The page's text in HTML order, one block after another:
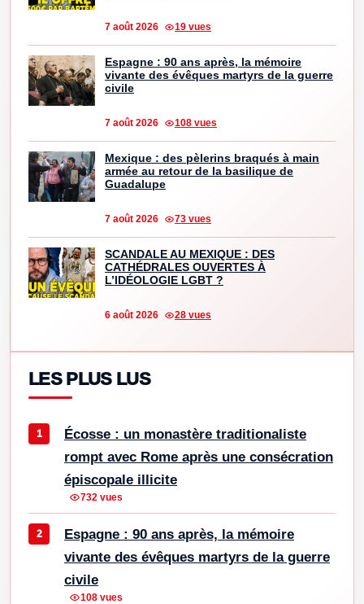
7 août 2026 19 vues
Espagne : 90 ans après, la mémoire
vivante des évêques martyrs de la guerre
civile
7 août 2026 108 vues
Mexique : des pèlerins braqués à main
armée au retour de la basilique de
Guadalupe
7 août 2026 73 vues
SCANDALE AU MEXIQUE : DES
CATHÉDRALES OUVERTES À
L’IDÉOLOGIE LGBT ?
6 août 2026 28 vues
LES PLUS LUS
Écosse : un monastère traditionaliste
rompt avec Rome après une consécration
épiscopale illicite
732 vues
Espagne : 90 ans après, la mémoire
vivante des évêques martyrs de la guerre
civile
108 vues